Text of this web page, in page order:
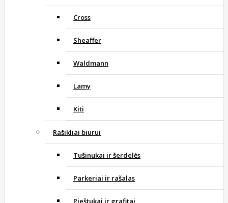
Cross
Sheaffer
Waldmann
Lamy
Kiti
Rašikliai biurui
Tušinukai ir šerdelės
Parkeriai ir rašalas
Pieštukai ir grafitai